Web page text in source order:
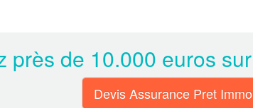
près de 10.000 euros
Devis Assurance Pret